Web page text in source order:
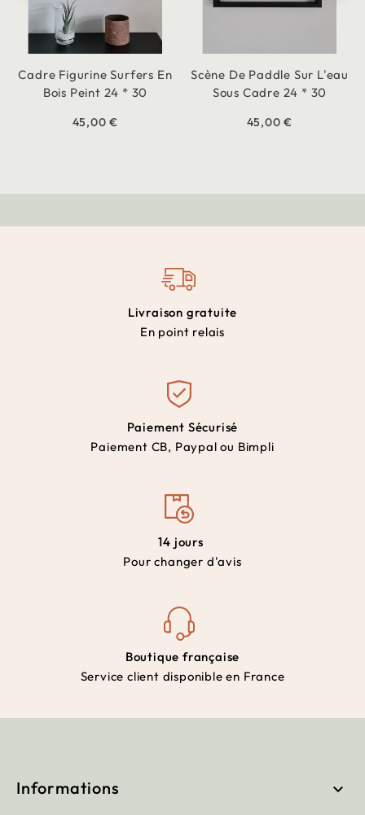
Cadre Figurine Surfers En
Bois Peint 24 * 30
45,00 €
Scène De Paddle Sur L'eau
Sous Cadre 24 * 30
45,00 €
Livraison gratuite
En point relais
Paiement Sécurisé
Paiement CB, Paypal ou Bimpli
14 jours
Pour changer d'avis
Boutique française
Service client disponible en France
Informations 